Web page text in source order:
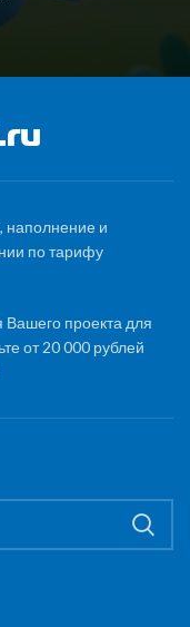
наполнение и
по тарифу
Вашего проекта для
от 20 000 рублей